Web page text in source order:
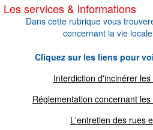
Les services & informations
Dans cette rubrique vous
concernant la vie
Cliquez sur les liens pour
Interdiction d'incinérer
Réglementation concernant
L'entretien des rues